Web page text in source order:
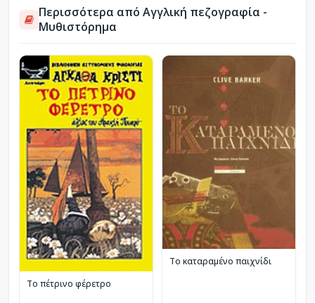
Περισσότερα από Αγγλική πεζογραφία -
Μυθιστόρημα
Το πέτρινο φέρετρο
Το καταραμένο παιχνίδι